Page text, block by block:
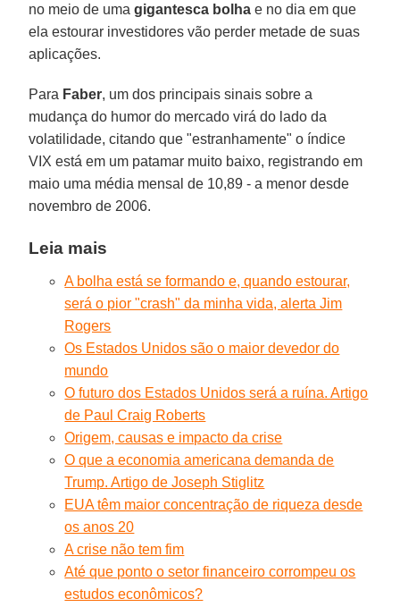
no meio de umagigantesca bolha e no dia em que
ela estourar investidores vão perder metade de suas
aplicações.
Para Faber, um dos principais sinais sobre a
mudança do humor do mercado virá do lado da
volatilidade, citando que "estranhamente" o índice
VIX está em um patamar muito baixo, registrando em
maio uma média mensal de 10,89 - a menor desde
novembro de 2006.
Leia mais
A bolha está se formando e, quando estourar,
será o pior "crash" da minha vida, alerta Jim
Rogers
Os Estados Unidos são o maior devedor do
mundo
O futuro dos Estados Unidos será a ruína. Artigo
de Paul Craig Roberts
Origem, causas e impacto da crise
O que a economia americana demanda de
Trump. Artigo de Joseph Stiglitz
EUA têm maior concentração de riqueza desde
os anos 20
A crise não tem fim
Até que ponto o setor financeiro corrompeu os
estudos econômicos?